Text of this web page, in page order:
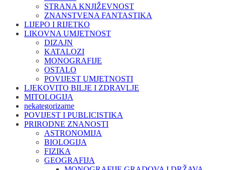
STRANA KNJIŽEVNOST
ZNANSTVENA FANTASTIKA
LIJEPO I RIJETKO
LIKOVNA UMJETNOST
DIZAJN
KATALOZI
MONOGRAFIJE
OSTALO
POVIJEST UMJETNOSTI
LJEKOVITO BILJE I ZDRAVLJE
MITOLOGIJA
nekategorizarne
POVIJEST I PUBLICISTIKA
PRIRODNE ZNANOSTI
ASTRONOMIJA
BIOLOGIJA
FIZIKA
GEOGRAFIJA